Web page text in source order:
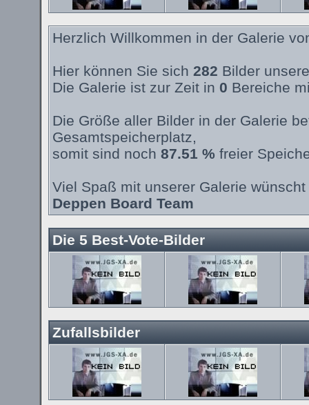
Herzlich Willkommen in der Galerie
Hier können Sie sich 282 Bilder
Die Galerie ist zur Zeit in 0 Bereiche
Die Größe aller Bilder in der Galerie
Gesamtspeicherplatz,
somit sind noch 87.51 % freier
Viel Spaß mit unserer Galerie
Deppen Board Team
Die 5 Best-Vote-Bilder
Zufallsbilder